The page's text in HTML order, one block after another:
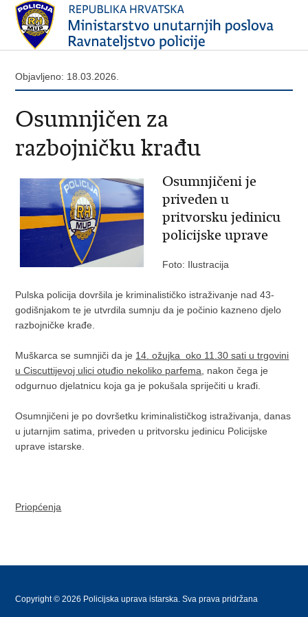
Objavljeno: 18.03.2026.
Osumnjičen za
razbojničku krađu
Osumnjičeni je
priveden u
pritvorsku jedinicu
policijske uprave
Foto: Ilustracija
Pulska policija dovršila je kriminalističko istraživanje nad 43-
godišnjakom te je utvrdila sumnju da je počinio kazneno djelo
razbojničke krađe.
Muškarca se sumnjiči da je 14. ožujka oko 11.30 sati u trgovini
u Ciscuttijevoj ulici otuđio nekoliko parfema , nakon čega je
odgurnuo djelatnicu koja ga je pokušala spriječiti u krađi.
Osumnjičeni je po dovršetku kriminalističkog istraživanja, danas
u jutarnjim satima, priveden u pritvorsku jedinicu Policijske
uprave istarske.
Priopćenja
Copyright © 2026 Policijska uprava istarska. Sva prava pridržana